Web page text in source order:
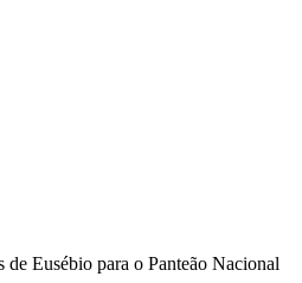
de Eusébio para o Panteão Nacional